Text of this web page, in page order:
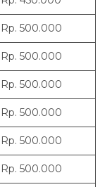
Rp. 500.000
Rp. 500.000
Rp. 500.000
Rp. 500.000
Rp. 500.000
Rp. 500.000